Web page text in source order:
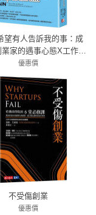
望有人告訴我的事：成
家的遇事心態X工作方
法X資金籌募
優惠價
79折 300元
不受傷創業
優惠價